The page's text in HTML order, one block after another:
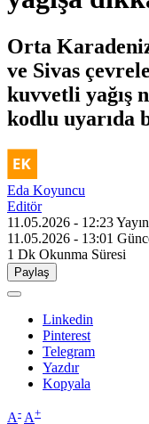
Orta
ve Sivas
kuvvetli yağış
kodlu uyarıda
Eda Koyuncu
Editör
11.05.2026 - 12:23
11.05.2026 - 13:01
1 Dk Okunma Süresi
Paylaş
Linkedin
Pinterest
Telegram
Yazdır
Kopyala
A- A+